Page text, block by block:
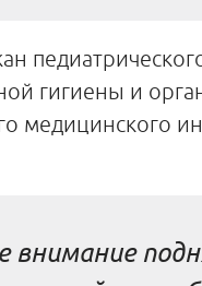
гигиены и
медицинского
внимание